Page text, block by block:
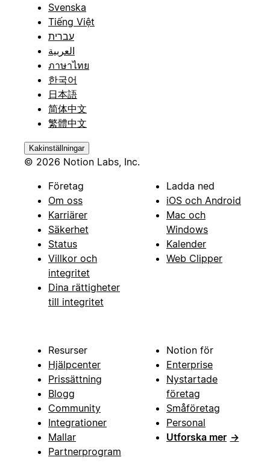
Svenska
Tiếng Việt
עברית
العربية
ภาษาไทย
한국어
日本語
简体中文
繁體中文
Kakinställningar
© 2026 Notion Labs, Inc.
Företag
Om oss
Karriärer
Säkerhet
Status
Villkor och
integritet
Dina rättigheter
till integritet
Ladda ned
iOS och Android
Mac och
Windows
Kalender
Web Clipper
Resurser
Hjälpcenter
Prissättning
Blogg
Community
Integrationer
Mallar
Partnerprogram
Notion för
Enterprise
Nystartade
företag
Småföretag
Personal
Utforska mer →